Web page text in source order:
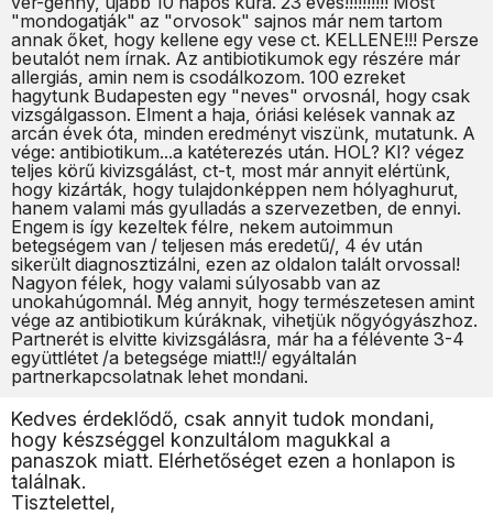
"mondogatják" az "orvosok" sajnos már nem tartom
annak őket, hogy kellene egy vese ct. KELLENE!!! Persze
beutalót nem írnak. Az antibiotikumok egy részére már
allergiás, amin nem is csodálkozom. 100 ezreket
hagytunk Budapesten egy "neves" orvosnál, hogy csak
vizsgálgasson. Elment a haja, óriási kelések vannak az
arcán évek óta, minden eredményt viszünk, mutatunk. A
vége: antibiotikum...a katéterezés után. HOL? KI? végez
teljes körű kivizsgálást, ct-t, most már annyit elértünk,
hogy kizárták, hogy tulajdonképpen nem hólyaghurut,
hanem valami más gyulladás a szervezetben, de ennyi.
Engem is így kezeltek félre, nekem autoimmun
betegségem van / teljesen más eredetű/, 4 év után
sikerült diagnosztizálni, ezen az oldalon talált orvossal!
Nagyon félek, hogy valami súlyosabb van az
unokahúgomnál. Még annyit, hogy természetesen amint
vége az antibiotikum kúráknak, vihetjük nőgyógyászhoz.
Partnerét is elvitte kivizsgálásra, már ha a félévente 3-4
együttlétet /a betegsége miatt!!/ egyáltalán
partnerkapcsolatnak lehet mondani.
Kedves érdeklődő, csak annyit tudok mondani,
hogy készséggel konzultálom magukkal a
panaszok miatt. Elérhetőséget ezen a honlapon is
találnak.
Tisztelettel,